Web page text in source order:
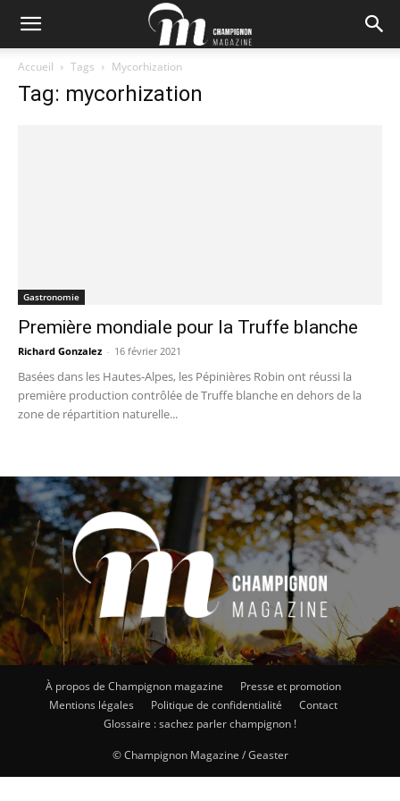
Accueil Tags Mycorhization
Tag: mycorhization
Gastronomie
Première mondiale pour la Truffe blanche
Richard Gonzalez - 16 février 2021
Basées dans les Hautes-Alpes, les Pépinières Robin ont réussi la
première production contrôlée de Truffe blanche en dehors de la
zone de répartition naturelle...
À propos de Champignon magazine
Presse et promotion
Mentions légales
Politique de confidentialité
Contact
Glossaire : sachez parler champignon !
© Champignon Magazine / Geaster